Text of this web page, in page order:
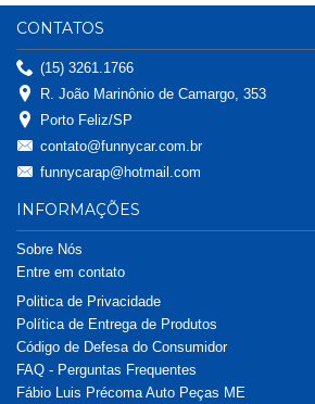
CONTATOS
(15) 3261.1766
R. João Marinônio de Camargo, 353
Porto Feliz/SP
contato@funnycar.com.br
funnycarap@hotmail.com
INFORMAÇÕES
Sobre Nós
Entre em contato
Politica de Privacidade
Política de Entrega de Produtos
Código de Defesa do Consumidor
FAQ - Perguntas Frequentes
Fábio Luis Précoma Auto Peças ME